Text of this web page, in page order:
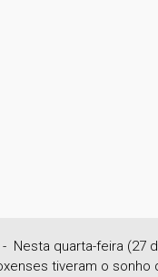
- Nesta quarta-feira (27
tiveram o sonho